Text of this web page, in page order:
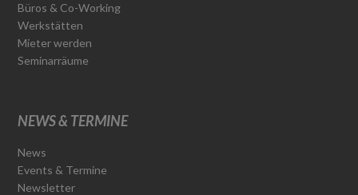
Büros & Co-Working
Werkstätten
Mieter werden
Seminarräume
NEWS & TERMINE
News
Events & Termine
Newsletter